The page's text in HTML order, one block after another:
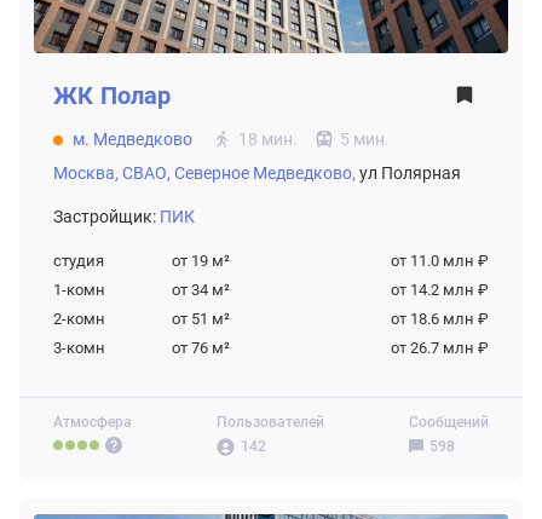
Атмосфера
Пользователей
142
Сообщений
598
ЖК Полар
м. Медведково 18 мин.
5 мин.
Москва, СВАО, Северное Медведково, ул Полярная
Застройщик: ПИК
студия от 19 м²
от 11.0 млн ₽
1-комн
от 34 м²
от 14.2 млн ₽
2-комн
от 51 м²
от 18.6 млн ₽
3-комн
от 76 м² от 26.7 млн ₽